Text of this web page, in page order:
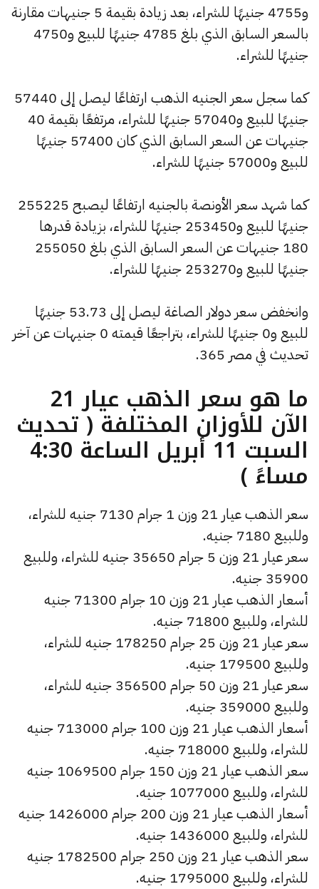
و4755 جنيهًا للشراء، بعد زيادة بقيمة 5 جنيهات مقارنة
بالسعر السابق الذي بلغ 4785 جنيهًا للبيع و4750
جنيهًا للشراء.
كما سجل سعر الجنيه الذهب ارتفاعًا ليصل إلى 57440
جنيهًا للبيع و57040 جنيهًا للشراء، مرتفعًا بقيمة 40
جنيهات عن السعر السابق الذي كان 57400 جنيهًا
للبيع و57000 جنيهًا للشراء.
كما شهد سعر الأونصة بالجنيه ارتفاعًا ليصبح 255225
جنيهًا للبيع و253450 جنيهًا للشراء، بزيادة قدرها
180 جنيهات عن السعر السابق الذي بلغ 255050
جنيهًا للبيع و253270 جنيهًا للشراء.
وانخفض سعر دولار الصاغة ليصل إلى 53.73 جنيهًا
للبيع و0 جنيهًا للشراء، بتراجعًا قيمته 0 جنيهات عن آخر
تحديث في مصر 365.
ما هو سعر الذهب عيار 21
الآن للأوزان المختلفة ( تحديث
السبت 11 أبريل الساعة 4:30
مساءً )
سعر الذهب عيار 21 وزن 1 جرام 7130 جنيه للشراء،
وللبيع 7180 جنيه.
سعر عيار 21 وزن 5 جرام 35650 جنيه للشراء، وللبيع
35900 جنيه.
أسعار الذهب عيار 21 وزن 10 جرام 71300 جنيه
للشراء، وللبيع 71800 جنيه.
سعر عيار 21 وزن 25 جرام 178250 جنيه للشراء،
وللبيع 179500 جنيه.
سعر عيار 21 وزن 50 جرام 356500 جنيه للشراء،
وللبيع 359000 جنيه.
أسعار الذهب عيار 21 وزن 100 جرام 713000 جنيه
للشراء، وللبيع 718000 جنيه.
سعر الذهب عيار 21 وزن 150 جرام 1069500 جنيه
للشراء، وللبيع 1077000 جنيه.
أسعار الذهب عيار 21 وزن 200 جرام 1426000 جنيه
للشراء، وللبيع 1436000 جنيه.
سعر الذهب عيار 21 وزن 250 جرام 1782500 جنيه
للشراء، وللبيع 1795000 جنيه.